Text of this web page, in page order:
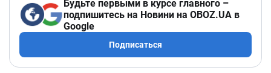
Будьте первыми в курсе главного –
подпишитесь на Новини на OBOZ.UA в
Google
Подписаться